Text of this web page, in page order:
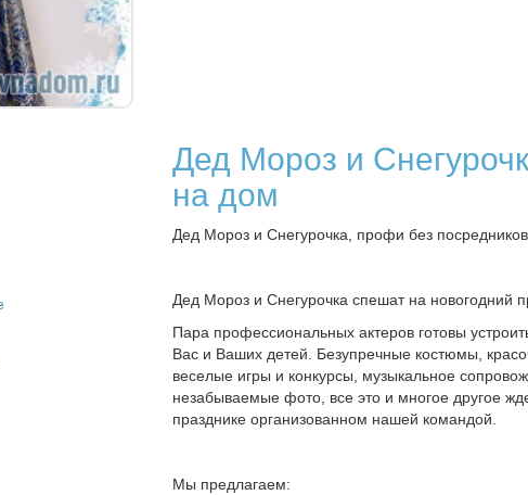
Дед Мороз и
на дом
Дед Мороз и Снегурочка, профи без посредников
Дед Мороз и Снегурочка спешат на новогодний
Пара профессиональных актеров готовы
Вас и Ваших детей. Безупречные костюмы,
веселые игры и конкурсы, музыкальное
незабываемые фото, все это и многое другое
празднике организованном нашей командой.
Мы предлагаем: